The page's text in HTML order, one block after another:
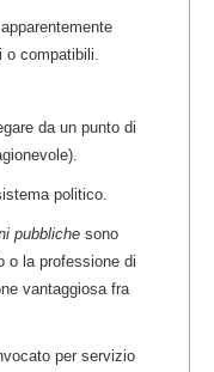
compatibili.
da un punto di
politico.
pubbliche sono
o la professione di
vantaggiosa fra
per servizio